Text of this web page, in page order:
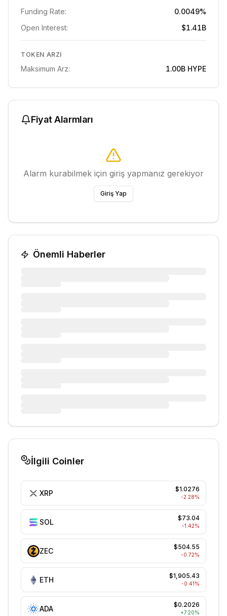
Funding Rate:
0.0049%
Open Interest:
$1.41B
TOKEN ARZI
Maksimum Arz: 1.00B HYPE
Fiyat Alarmları
Alarm kurabilmek için giriş yapmanız gerekiyor
Giriş Yap
Önemli Haberler
İlgili Coinler
XRP $1.0276
-2.28%
SOL $73.04
-1.42%
ZEC $504.55
-0.72%
ETH $1,905.43
-0.41%
ADA $0.2026
+7.20%